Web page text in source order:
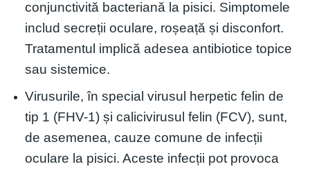
conjunctivită bacteriană la pisici. Simptomele
includ secreții oculare, roșeață și disconfort.
Tratamentul implică adesea antibiotice topice
sau sistemice.
Virusurile, în special virusul herpetic felin de
tip 1 (FHV-1) și calicivirusul felin (FCV), sunt,
de asemenea, cauze comune de infecții
oculare la pisici. Aceste infecții pot provoca